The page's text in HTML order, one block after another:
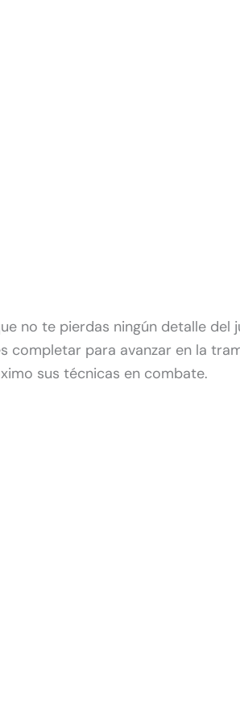
no te pierdas ningún detalle del
completar para avanzar en la
sus técnicas en combate.